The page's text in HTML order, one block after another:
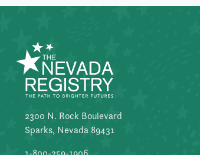
2300 N. Rock Boulevard
Sparks, Nevada 89431